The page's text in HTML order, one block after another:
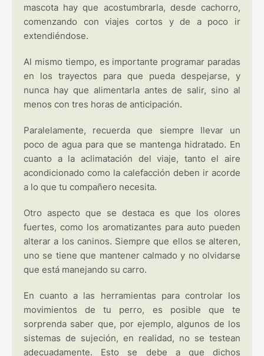
mascota hay que acostumbrarla, desde cachorro,
comenzando con viajes cortos y de a poco ir
extendiéndose.
Al mismo tiempo, es importante programar paradas
en los trayectos para que pueda despejarse, y
nunca hay que alimentarla antes de salir, sino al
menos con tres horas de anticipación.
Paralelamente, recuerda que siempre llevar un
poco de agua para que se mantenga hidratado. En
cuanto a la aclimatación del viaje, tanto el aire
acondicionado como la calefacción deben ir acorde
a lo que tu compañero necesita.
Otro aspecto que se destaca es que los olores
fuertes, como los aromatizantes para auto pueden
alterar a los caninos. Siempre que ellos se alteren,
uno se tiene que mantener calmado y no olvidarse
que está manejando su carro.
En cuanto a las herramientas para controlar los
movimientos de tu perro, es posible que te
sorprenda saber que, por ejemplo, algunos de los
sistemas de sujeción, en realidad, no se testean
adecuadamente. Esto se debe a que dichos